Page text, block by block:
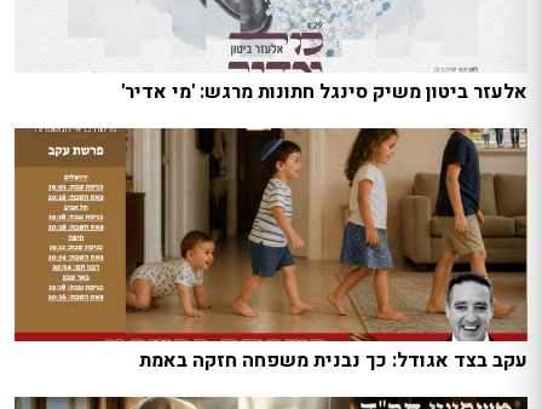
אלעזר ביטון משיק סינגל חתונות מרגש: 'מי אדיר'
עקב בצד אגודל: כך נבנית משפחה חזקה באמת